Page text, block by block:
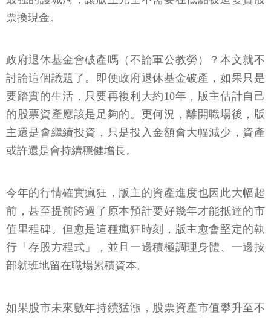
票換現金。
政府退休基金會破產嗎（不論軍公教勞）？本文就不
討論這個議題了。即便政府退休基金破產，如果只是
要踏實的生活，只要再複利大約10年，版主估計自己
的股票資產應該是足夠的。更何況，離開職場後，版
主還是會繼續投資，只是投入金額會大幅減少，資產
或許還是會持續穩健增長。
今年的行情確實瘋狂，版主的資產進度也因此大幅超
前，甚至提前跨過了原本預計要好幾年才能抵達的市
值里程碑。但愈是這種瘋狂時刻，版主愈會堅定的執
行「存股方程式」，並且一邊積極調理身體、一邊按
部就班地留在職場累積資本。
如果股市未來數年持續猛漲，股票資產市值攀升至不